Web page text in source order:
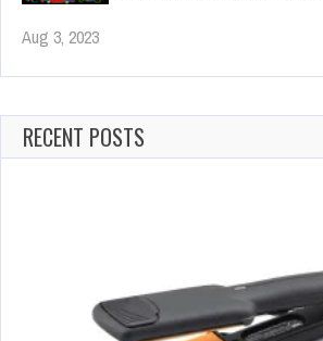
Aug 3, 2023
RECENT POSTS